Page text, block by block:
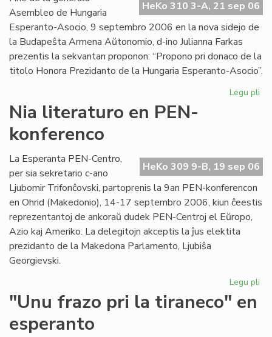
HeKo 310 3-A, 21 sep 06
Asembleo de Hungaria
Esperanto-Asocio, 9 septembro 2006 en la nova sidejo de
la Budapeŝta Armena Aŭtonomio, d-ino Julianna Farkas
prezentis la sekvantan proponon: “Propono pri donaco de la
titolo Honora Prezidanto de la Hungaria Esperanto-Asocio”.
Legu pli
Nia literaturo en PEN-
konferenco
HeKo 309 9-B, 19 sep 06
La Esperanta PEN-Centro,
per sia sekretario c-ano
Ljubomir Trifonĉovski, partoprenis la 9an PEN-konferencon
en Ohrid (Makedonio), 14-17 septembro 2006, kiun ĉeestis
reprezentantoj de ankoraŭ dudek PEN-Centroj el Eŭropo,
Azio kaj Ameriko. La delegitojn akceptis la ĵus elektita
prezidanto de la Makedona Parlamento, Ljubiŝa
Georgievski.
Legu pli
"Unu frazo pri la tiraneco" en
esperanto